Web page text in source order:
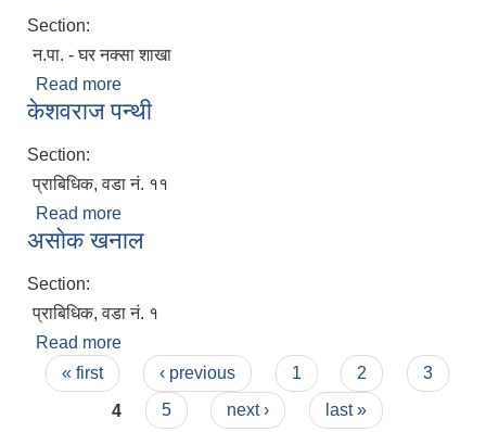
Section:
न.पा. - घर नक्सा शाखा
Read more
केशवराज पन्थी
Section:
प्राबिधिक, वडा नं. ११
Read more
असाेक खनाल
Section:
प्राबिधिक, वडा नं. १
Read more
Pages
« first ‹ previous 1 2
3
4
5 next › last »